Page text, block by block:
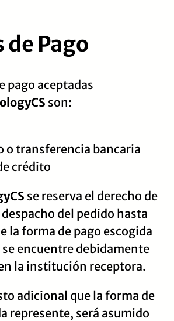
de Pago
pago aceptadas
son:
o transferencia bancaria
crédito
se reserva el derecho de
del pedido hasta
la forma de pago escogida
encuentre debidamente
la institución receptora.
adicional que la forma de
represente, será asumido